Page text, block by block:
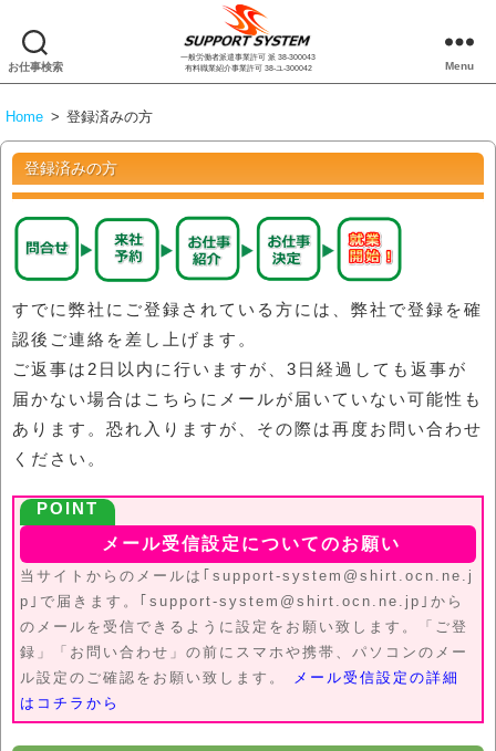
お仕事検索
株
式
サ
ー
ト
シ
ス
ム
一般労働者派遣事業許可 派 38-300043
有料職業紹介事業許可 38-ユ-300042
Menu
Home > 登録済みの方
登録済みの方
すでに弊社にご登録されている方には、弊社で登録を確
認後ご連絡を差し上げます。
ご返事は2日以内に行いますが、3日経過しても返事が
届かない場合はこちらにメールが届いていない可能性も
あります。恐れ入りますが、その際は再度お問い合わせ
ください。
メール受信設定についてのお願い
当サイトからのメールは｢support-system@shirt.ocn.ne.j
p｣で届きます。｢support-system@shirt.ocn.ne.jp｣から
のメールを受信できるように設定をお願い致します。「ご登
録」「お問い合わせ」の前にスマホや携帯、パソコンのメー
ル設定のご確認をお願い致します。
メール受信設定の詳細
はコチラから